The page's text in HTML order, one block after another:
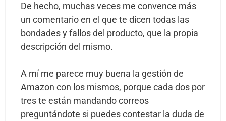
De hecho, muchas veces me convence más
un comentario en el que te dicen todas las
bondades y fallos del producto, que la propia
descripción del mismo.
A mí me parece muy buena la gestión de
Amazon con los mismos, porque cada dos por
tres te están mandando correos
preguntándote si puedes contestar la duda de